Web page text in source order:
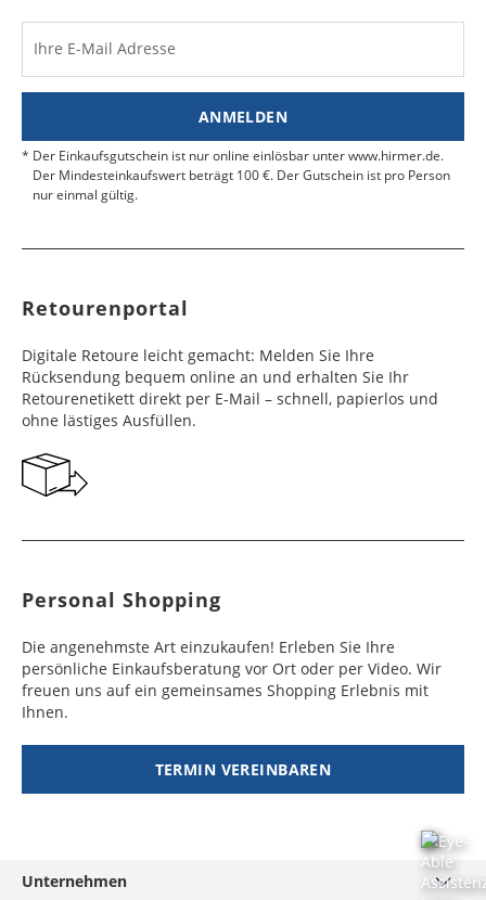
Ihre E-Mail Adresse
ANMELDEN
Der Einkaufsgutschein ist nur online einlösbar unter www.hirmer.de.
Der Mindesteinkaufswert beträgt 100 €. Der Gutschein ist pro Person
nur einmal gültig.
Retourenportal
Digitale Retoure leicht gemacht: Melden Sie Ihre
Rücksendung bequem online an und erhalten Sie Ihr
Retourenetikett direkt per E-Mail – schnell, papierlos und
ohne lästiges Ausfüllen.
Personal Shopping
Die angenehmste Art einzukaufen! Erleben Sie Ihre
persönliche Einkaufsberatung vor Ort oder per Video. Wir
freuen uns auf ein gemeinsames Shopping Erlebnis mit
Ihnen.
TERMIN VEREINBAREN
Unternehmen